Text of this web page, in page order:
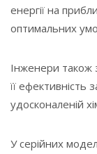
енергії на
оптимальних
Інженери також
її ефективність
удосконаленій
У серійних